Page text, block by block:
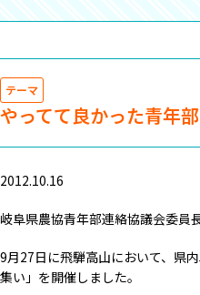
テーマ
やってて良かった青年部
2012.10.16
岐阜県農協青年部連絡協議会委員
9月27日に飛騨高山において、県
集い」を開催しました。